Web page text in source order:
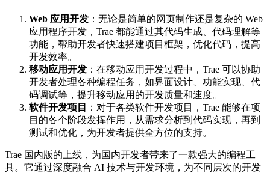
Web 应用开发 ：无论是简单的网页制作还是复杂的 Web
应用程序开发，Trae 都能通过其代码生成、代码理解等
功能，帮助开发者快速搭建项目框架，优化代码，提高
开发效率。
移动应用开发 ：在移动应用开发过程中，Trae 可以协助
开发者处理各种编程任务，如界面设计、功能实现、代
码调试等，提升移动应用的开发质量和速度。
软件开发项目
：对于各类软件开发项目，Trae 能够在项
目的各个阶段发挥作用，从需求分析到代码实现，再到
测试和优化，为开发者提供全方位的支持。
Trae 国内版的上线，为国内开发者带来了一款强大的编程工
具。它通过深度融合 AI 技术与开发环境，为不同层次的开发